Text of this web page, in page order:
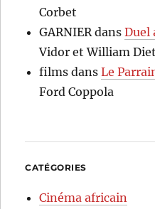
Corbet
GARNIER dansDuel
Vidor et William
films dansLe
Ford Coppola
CATÉGORIES
Cinéma africain